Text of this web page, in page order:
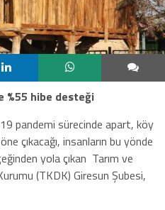
%55 hibe desteği
pandemi sürecinde apart, köy
çıkacağı, insanların bu yönde
yola çıkan Tarım ve
(TKDK) Giresun Şubesi,